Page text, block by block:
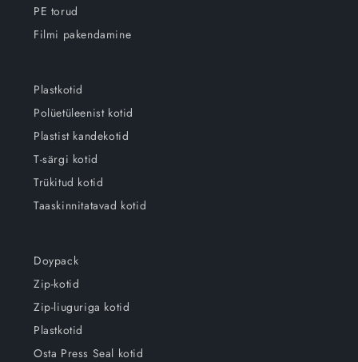
PE torud
Filmi pakendamine
Plastkotid
Polüetüleenist kotid
Plastist kandekotid
T-särgi kotid
Trükitud kotid
Taaskinnitatavad kotid
Doypack
Zip-kotid
Zip-liuguriga kotid
Plastkotid
Osta Press Seal kotid